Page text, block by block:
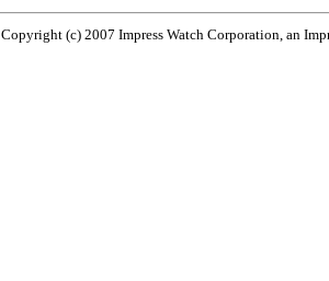
Copyright (c) 2007 Impress Watch Corporation, an